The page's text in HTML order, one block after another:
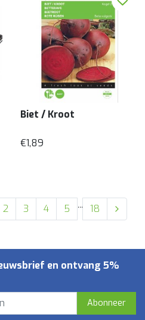
Biet / Kroot
€1,89
2 3 4 5 ... 18
en ontvang 5%
Abonneer